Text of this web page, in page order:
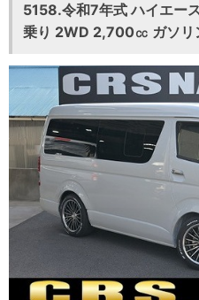
5158.令和7年式 ハイエー
乗り 2WD 2,700㏄ ガソリ